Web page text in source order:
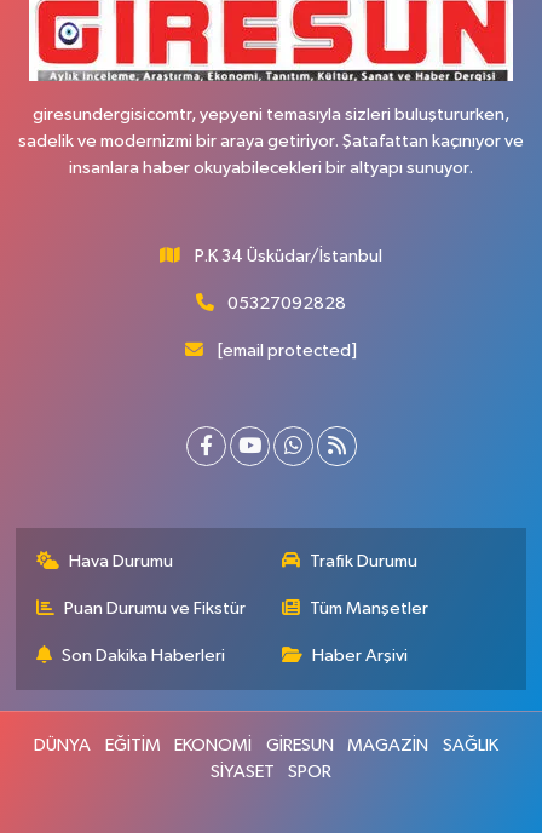
giresundergisicomtr, yepyeni temasıyla sizleri buluştururken,
sadelik ve modernizmi bir araya getiriyor. Şatafattan kaçınıyor ve
insanlara haber okuyabilecekleri bir altyapı sunuyor.
P.K 34 Üsküdar/İstanbul
05327092828
[email protected]
Hava Durumu Trafik Durumu
Puan Durumu ve Fikstür Tüm Manşetler
Son Dakika Haberleri Haber Arşivi
DÜNYA EĞİTİM EKONOMİ GİRESUN MAGAZİN
SAĞLIK
SİYASET
SPOR